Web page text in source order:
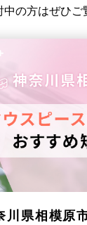
の方はぜひご
川県相模原